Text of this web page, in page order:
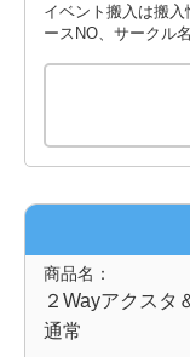
イベント搬入は搬
ースNO、サークル名
商品名：
２Wayアクス
通常